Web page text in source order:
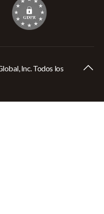
Inc. Todos los